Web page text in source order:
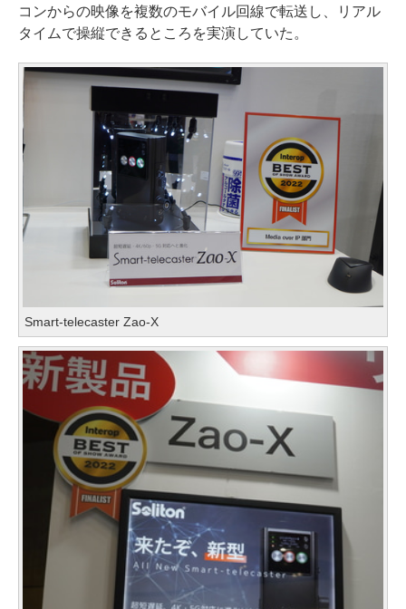
コンからの映像を複数のモバイル回線で転送し、リアル
タイムで操縦できるところを実演していた。
Smart-telecaster Zao-X